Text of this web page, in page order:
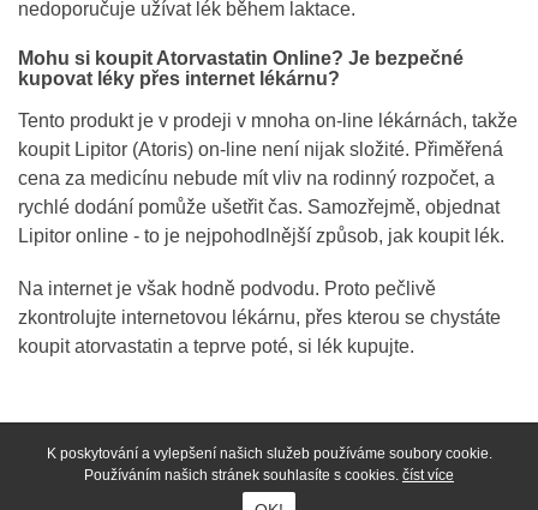
nedoporučuje užívat lék během laktace.
Mohu si koupit Atorvastatin Online? Je bezpečné
kupovat léky přes internet lékárnu?
Tento produkt je v prodeji v mnoha on-line lékárnách, takže
koupit Lipitor (Atoris) on-line není nijak složité. Přiměřená
cena za medicínu nebude mít vliv na rodinný rozpočet, a
rychlé dodání pomůže ušetřit čas. Samozřejmě, objednat
Lipitor online - to je nejpohodlnější způsob, jak koupit lék.
Na internet je však hodně podvodu. Proto pečlivě
zkontrolujte internetovou lékárnu, přes kterou se chystáte
koupit atorvastatin a teprve poté, si lék kupujte.
www.primalekarna.com © 2026 Všechna práva vyhrazena
K poskytování a vylepšení našich služeb používáme soubory cookie.
Používáním našich stránek souhlasíte s cookies. číst více